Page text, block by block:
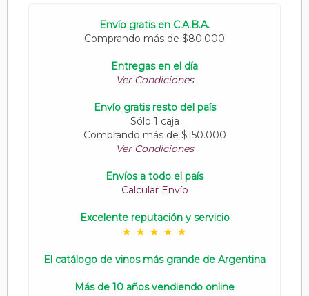
Envío gratis en C.A.B.A.
Comprando más de $80.000
Entregas en el día
Ver Condiciones
Envío gratis resto del país
Sólo 1 caja
Comprando más de $150.000
Ver Condiciones
Envíos a todo el país
Calcular Envío
Excelente reputación y servicio
El catálogo de vinos más grande de Argentina
Más de 10 años vendiendo online